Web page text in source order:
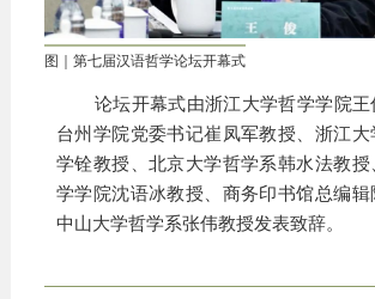
图｜第七届汉语哲学论坛开幕式
论坛开幕式由浙江大学哲学学院王
台州学院党委书记崔凤军教授、浙江
学铨教授、北京大学哲学系韩水法教
学学院沈语冰教授、商务印书馆总编辑
中山大学哲学系张伟教授发表致辞。